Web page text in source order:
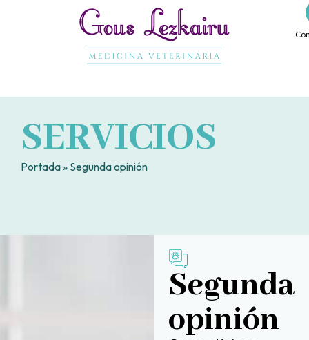
SERVICIOS
Portada» Segunda opinión
Segunda
opinión